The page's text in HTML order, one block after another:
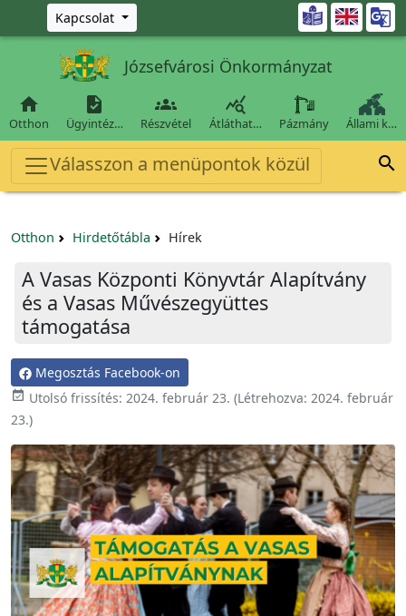
Ugrás a fő tartalomra
Kapcsolat 
Józsefvárosi Önkormányzat

Otthon

Ügyintéz…

Részvétel

Átláthat… Pázmány Állami k…
Válasszon a menüpontok közül 
Otthon Hirdetőtábla Hírek
A Vasas Központi Könyvtár Alapítvány
és a Vasas Művészegyüttes
támogatása
Megosztás Facebook-on
 Utolsó frissítés: 2024. február 23. (Létrehozva: 2024. február
23.)